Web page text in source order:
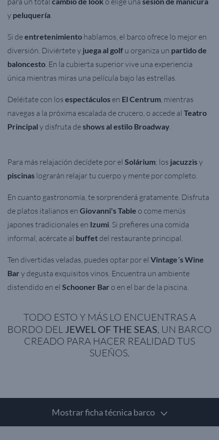
y peluquería.
Si deentretenimiento hablamos, el barco ofrece lo mejor en
diversión. Diviértete y juega al golf u organiza un partido de
baloncesto. En la cubierta superior vive una experiencia
única mientras miras una película bajo las estrellas.
Deléitate con los espectáculosen El Centrum, mientras
navegas a la próxima escalada de crucero, o accede al Teatro
Principal y disfruta deshows al estilo Broadway.
Para más relajación decídete por el Solárium; los jacuzzisy
piscinas lograrán relajar tu cuerpo y mente por completo.
En cuanto gastronomía, te sorprenderá gratamente. Disfruta
de platos italianos en Giovanni's Table o come menús
japones tradicionales en Izumi. Si prefieres una comida
informal, acércate al buffetdel restaurante principal.
Ten divertidas veladas, puedes optar por el Vintage´s Wine
Bar y degusta exquisitos vinos. Encuentra un ambiente
distendido en el Schooner Bar o en el bar de la piscina.
TODO ESTO Y MÁS LO ENCUENTRAS A
BORDO DEL JEWEL OF THE SEAS, UN BARCO
CREADO PARA HACER REALIDAD TUS
SUEÑOS.
Mostrar ficha técnica barco